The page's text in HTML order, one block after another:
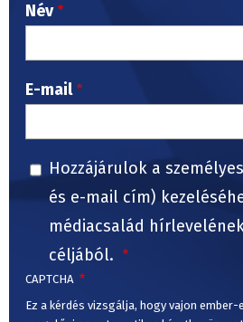
Név
E-mail
Hozzájárulok a
és e-mail cím)
médiacsalád
céljából.
CAPTCHA
Ez a kérdés vizsgálja, hogy vajon